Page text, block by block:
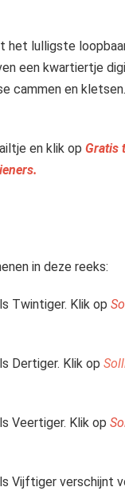
het lulligste
een kwartiertje
cammen en
en klik op Gratis
in deze reeks:
Twintiger. Klik op
Dertiger. Klik op
Veertiger. Klik op
Vijftiger verschijnt